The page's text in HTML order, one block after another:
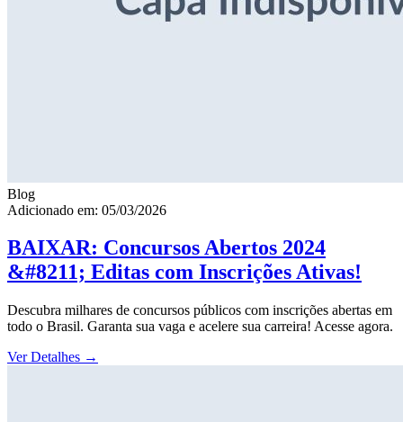
Blog
Adicionado em: 05/03/2026
BAIXAR: Concursos Abertos 2024
&#8211; Editas com Inscrições Ativas!
Descubra milhares de concursos públicos com inscrições abertas em
todo o Brasil. Garanta sua vaga e acelere sua carreira! Acesse agora.
Ver Detalhes →